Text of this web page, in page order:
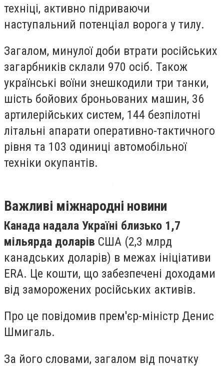
техніці, активно підриваючи
наступальний потенціал ворога у тилу.
Загалом, минулої доби втрати російських
загарбників склали 970 осіб. Також
українські воїни знешкодили три танки,
шість бойових броньованих машин, 36
артилерійських систем, 144 безпілотні
літальні апарати оперативно-тактичного
рівня та 103 одиниці автомобільної
техніки окупантів.
Важливі міжнародні новини
Канада надала Україні близько 1,7
мільярда доларів США (2,3 млрд
канадських доларів) в межах ініціативи
ERA. Це кошти, що забезпечені доходами
від заморожених російських активів.
Про це повідомив прем'єр-міністр Денис
Шмигаль.
За його словами, загалом від початку